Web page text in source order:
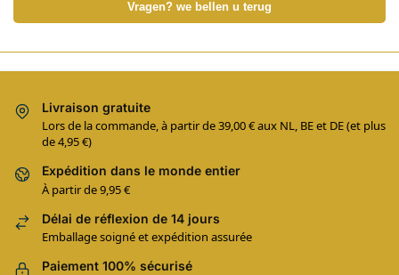
Vragen? we bellen u terug
Livraison gratuite
Lors de la commande, à partir de 39,00 € aux NL, BE et DE (et plus
de 4,95 €)
Expédition dans le monde entier
À partir de 9,95 €
Délai de réflexion de 14 jours
Emballage soigné et expédition assurée
Paiement 100% sécurisé